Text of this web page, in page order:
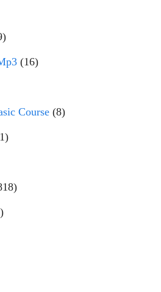
(16)
Course (8)